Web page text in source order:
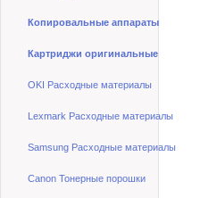
Копировальные аппараты
Картриджи оригинальные
OKI Расходные материалы
Lexmark Расходные материалы
Samsung Расходные материалы
Canon Тонерные порошки